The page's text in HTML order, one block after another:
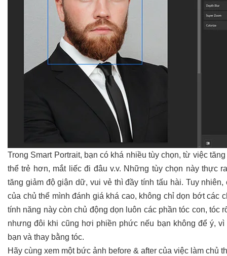
Trong Smart Portrait, bạn có khá nhiều tùy chọn, từ việc
thể trẻ hơn, mắt liếc đi đâu v.v. Những tùy chọn này thực
tăng giảm độ giận dữ, vui vẻ thì đầy tính tấu hài. Tuy
của chủ thể mình đánh giá khá cao, không chỉ dọn bớt các
tính năng này còn chủ động dọn luôn các phần tóc con,
nhưng đôi khi cũng hơi phiền phức nếu bạn không để ý,
bạn và thay bằng tóc.
Hãy cùng xem một bức ảnh before & after của việc làm chủ